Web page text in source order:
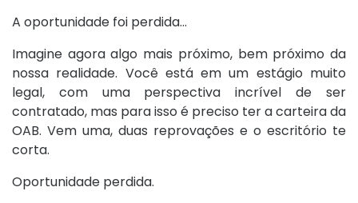
A oportunidade foi perdida...
Imagine agora algo mais próximo, bem próximo da
nossa realidade. Você está em um estágio muito
legal, com uma perspectiva incrível de ser
contratado, mas para isso é preciso ter a carteira da
OAB. Vem uma, duas reprovações e o escritório te
corta.
Oportunidade perdida.